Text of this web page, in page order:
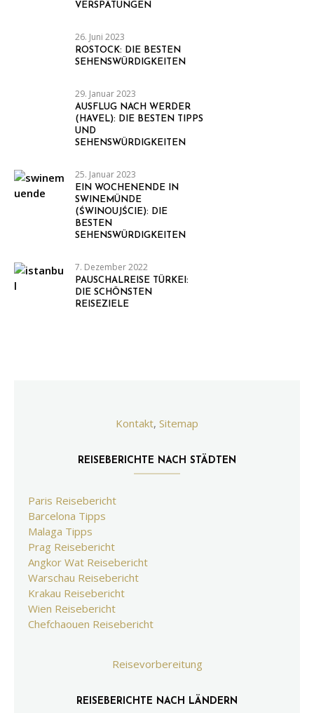
VERSPÄTUNGEN
26. Juni 2023
ROSTOCK: DIE BESTEN
SEHENSWÜRDIGKEITEN
29. Januar 2023
AUSFLUG NACH WERDER
(HAVEL): DIE BESTEN TIPPS
UND
SEHENSWÜRDIGKEITEN
25. Januar 2023
EIN WOCHENENDE IN
SWINEMÜNDE
(ŚWINOUJŚCIE): DIE
BESTEN
SEHENSWÜRDIGKEITEN
7. Dezember 2022
PAUSCHALREISE TÜRKEI:
DIE SCHÖNSTEN
REISEZIELE
Kontakt, Sitemap
REISEBERICHTE NACH STÄDTEN
Paris Reisebericht
Barcelona Tipps
Malaga Tipps
Prag Reisebericht
Angkor Wat Reisebericht
Warschau Reisebericht
Krakau Reisebericht
Wien Reisebericht
Chefchaouen Reisebericht
Reisevorbereitung
REISEBERICHTE NACH LÄNDERN